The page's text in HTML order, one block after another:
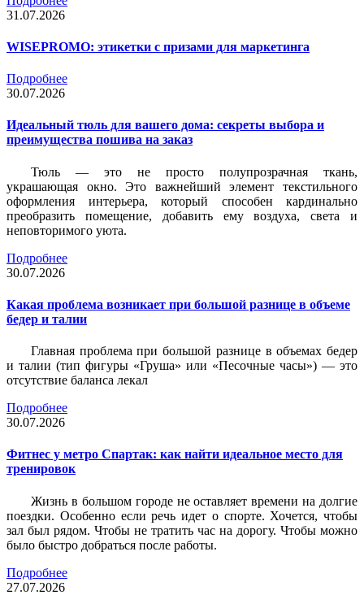
31.07.2026
WISEPROMO: этикетки с призами для маркетинга
Подробнее
30.07.2026
Идеальный тюль для вашего дома: секреты выбора и
преимущества пошива на заказ
Тюль — это не просто полупрозрачная ткань,
украшающая окно. Это важнейший элемент текстильного
оформления интерьера, который способен кардинально
преобразить помещение, добавить ему воздуха, света и
неповторимого уюта.
Подробнее
30.07.2026
Какая проблема возникает при большой разнице в объеме
бедер и талии
Главная проблема при большой разнице в объемах бедер
и талии (тип фигуры «Груша» или «Песочные часы») — это
отсутствие баланса лекал
Подробнее
30.07.2026
Фитнес у метро Спартак: как найти идеальное место для
тренировок
Жизнь в большом городе не оставляет времени на долгие
поездки. Особенно если речь идет о спорте. Хочется, чтобы
зал был рядом. Чтобы не тратить час на дорогу. Чтобы можно
было быстро добраться после работы.
Подробнее
27.07.2026